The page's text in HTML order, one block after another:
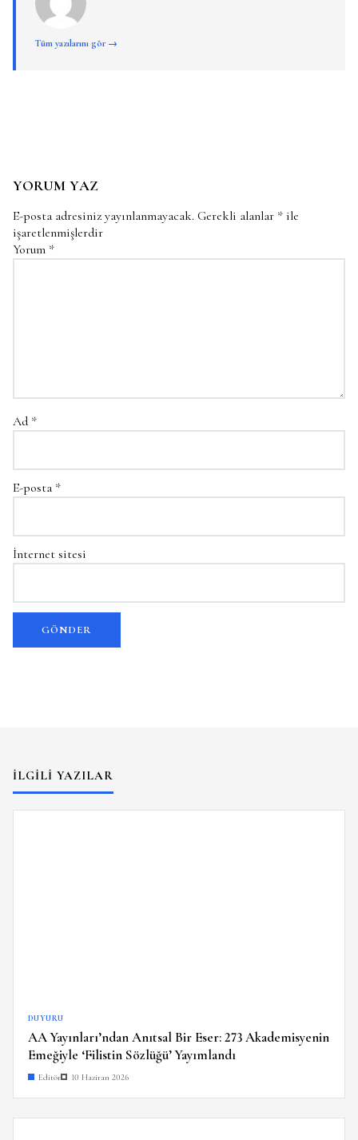
Tüm yazılarını gör →
YORUM YAZ
E-posta adresiniz yayınlanmayacak. Gerekli alanlar * ile
işaretlenmişlerdir
Yorum *
Ad *
E-posta *
İnternet sitesi
İLGILI YAZILAR
DUYURU
AA Yayınları’ndan Anıtsal Bir Eser: 273 Akademisyenin
Emeğiyle ‘Filistin Sözlüğü’ Yayımlandı
Editör 10 Haziran 2026